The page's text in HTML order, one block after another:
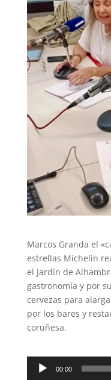
Marcos Granda el
estrellas Michelin
el Jardín de
gastronomía y por
cervezas para
por los bares y
coruñesa.
Reproductor
00:00